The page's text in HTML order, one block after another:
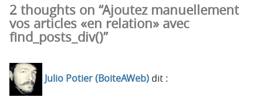
2 thoughts on “Ajoutez manuellement
vos articles «en relation» avec
find_posts_div()”
Julio Potier (BoiteAWeb) dit :